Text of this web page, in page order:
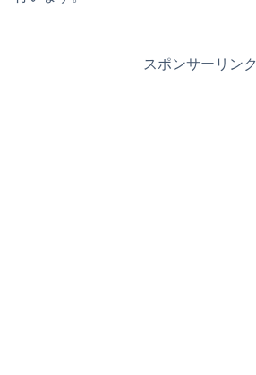
スポンサーリンク